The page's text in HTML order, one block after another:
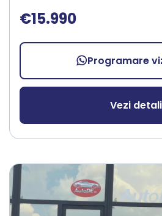
€15.990
Programare
Vezi